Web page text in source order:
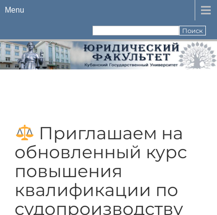
Menu
Приглашаем на
обновленный курс
повышения
квалификации по
судопроизводству